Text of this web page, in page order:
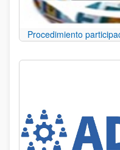
Procedimiento